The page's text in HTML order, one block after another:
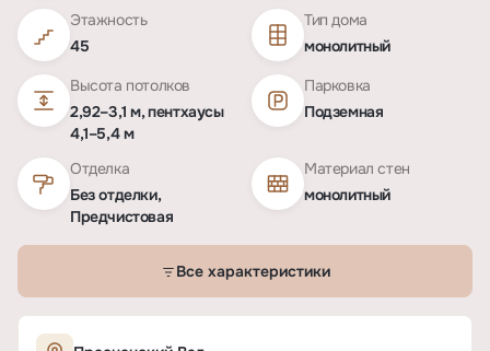
Этажность
45
Тип дома
монолитный
Высота потолков
2,92–3,1 м, пентхаусы
4,1–5,4 м
Парковка
Подземная
Отделка
Без отделки,
Предчистовая
Материал стен
монолитный
Все характеристики
Характеристики ЖК «Репаблик»